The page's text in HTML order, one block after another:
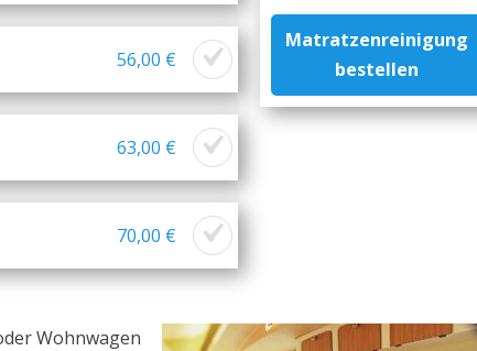
56,00 €
63,00 €
70,00 €
Matratzenreinigung
bestellen
Wohnwagen